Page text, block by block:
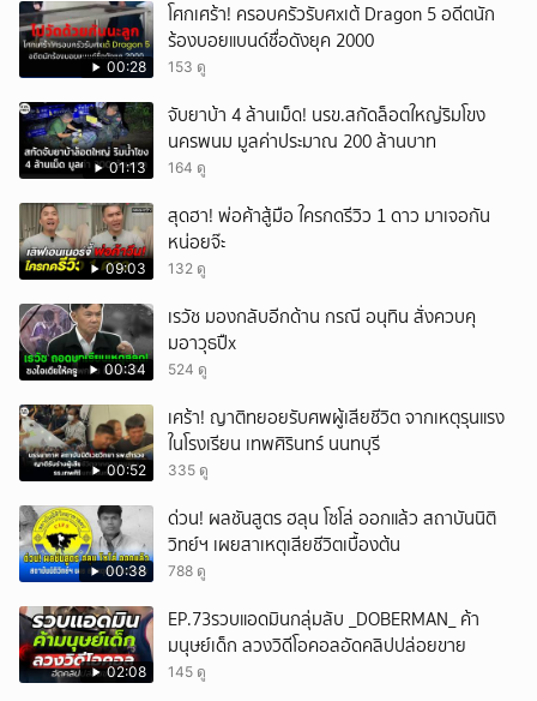
00:28
โศกเศร้า! ครอบครัวรับศxเต้ Dragon 5 อดีตนัก
ร้องบอยแบนด์ชื่อดังยุค 2000
153 ดู
01:13
จับยาบ้า 4 ล้านเม็ด! นรข.สกัดล็อตใหญ่ริมโขง
นครพนม มูลค่าประมาณ 200 ล้านบาท
164 ดู
09:03
สุดฮา! พ่อค้าสู้มือ ใครกดรีวิว 1 ดาว มาเจอกัน
หน่อยจ๊ะ
132 ดู
00:34
เรวัช มองกลับอีกด้าน กรณี อนุทิน สั่งควบคุ
มอาวุธปืx
524 ดู
00:52
เศร้า! ญาติทยอยรับศพผู้เสียชีวิต จากเหตุรุนแรง
ในโรงเรียน เทพศิรินทร์ นนทบุรี
335 ดู
00:38
ด่วน! ผลชันสูตร ฮลุน โซโล่ ออกแล้ว สถาบันนิติ
วิทย์ฯ เผยสาเหตุเสียชีวิตเบื้องต้น
788 ดู
02:08
EP.73รวบแอดมินกลุ่มลับ _DOBERMAN_ ค้า
มนุษย์เด็ก ลวงวิดีโอคอลอัดคลิปปล่อยขาย
145 ดู